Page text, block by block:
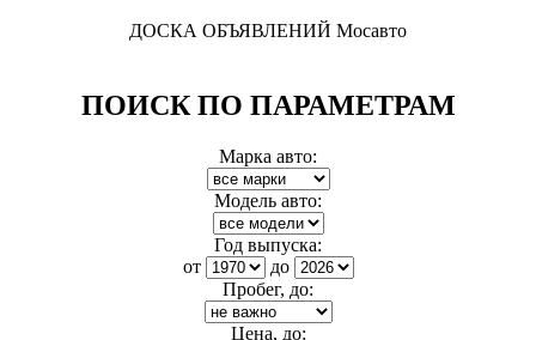
ДОСКА ОБЪЯВЛЕНИЙ Мосавто
ПОИСК ПО ПАРАМЕТРАМ
Марка авто:
Модель авто:
Год выпуска:
от
до
Пробег, до:
Цена, до: